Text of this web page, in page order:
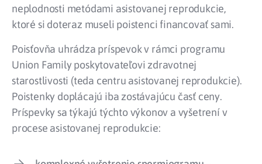
neplodnosti metódami asistovanej reprodukcie,
ktoré si doteraz museli poistenci financovať sami.
Poisťovňa uhrádza príspevok v rámci programu
Union Family poskytovateľovi zdravotnej
starostlivosti (teda centru asistovanej reprodukcie).
Poistenky doplácajú iba zostávajúcu časť ceny.
Príspevky sa týkajú týchto výkonov a vyšetrení v
procese asistovanej reprodukcie: